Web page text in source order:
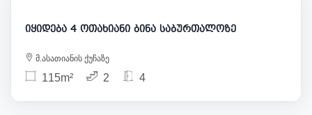
იყიდება 4 ოთახიანი ბინა საბურთალოზე
მ.ასათიანის ქუჩაზე
115m² 2 4